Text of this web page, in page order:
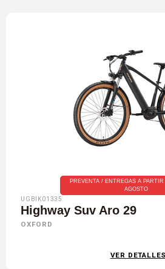
PREVENTA / ENTREGAS A
AGOSTO
UGBIK01335
Highway Suv Aro 29
OXFORD
VER DETALLES